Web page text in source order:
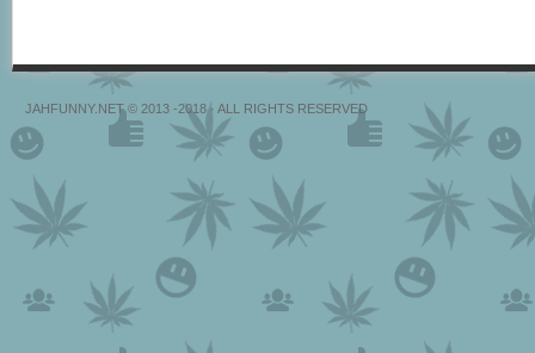
JAHFUNNY.NET © 2013 -2018 · ALL RIGHTS RESERVED